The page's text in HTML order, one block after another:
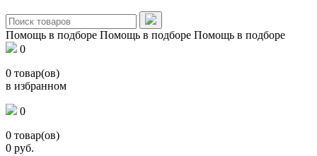
Помощь в подборе Помощь в подборе Помощь в подборе
0
0 товар(ов)
в избранном
0
0 товар(ов)
0 руб.